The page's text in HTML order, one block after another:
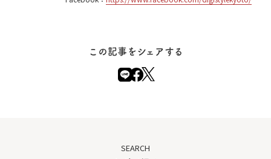
この記事をシェアする
SEARCH